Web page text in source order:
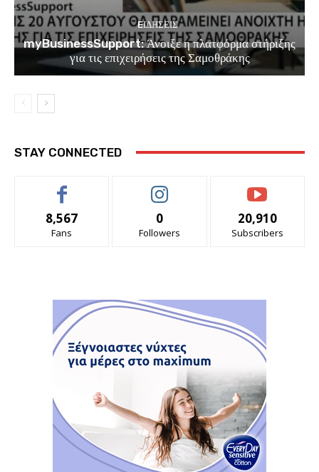
EΙΔΗΣΕΙΣ
myBusinessSupport: Άνοιξε η πλατφόρμα στήριξης
για τις επιχειρήσεις της Σαμοθράκης
STAY CONNECTED
8,567
Fans
0
Followers
20,910
Subscribers